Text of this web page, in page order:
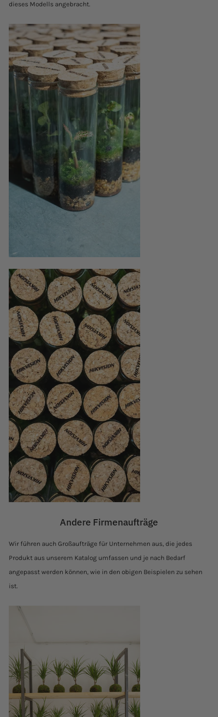
dieses Modells angebracht.
Andere Firmenaufträge
Wir führen auch Großaufträge für Unternehmen aus, die jedes
Produkt aus unserem Katalog umfassen und je nach Bedarf
angepasst werden können, wie in den obigen Beispielen zu sehen
ist.